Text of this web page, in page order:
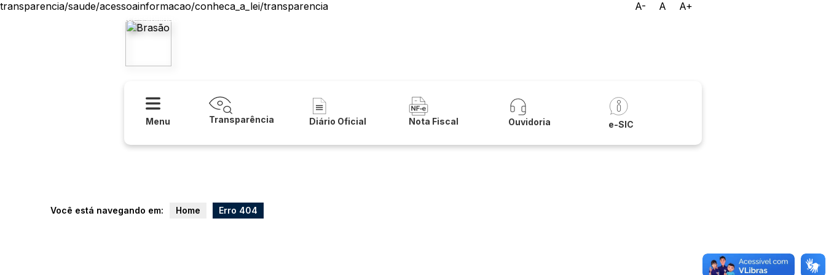
transparencia/saude/acessoainformacao/conheca_a_lei/transparencia A- A
A+
Acessibilidade
Menu Transparência Diário Oficial Nota Fiscal Ouvidoria e-SIC
Você está navegando em: Home Erro 404